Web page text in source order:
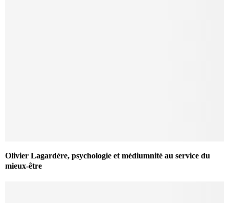
Olivier Lagardère, psychologie et médiumnité au service du
mieux-être